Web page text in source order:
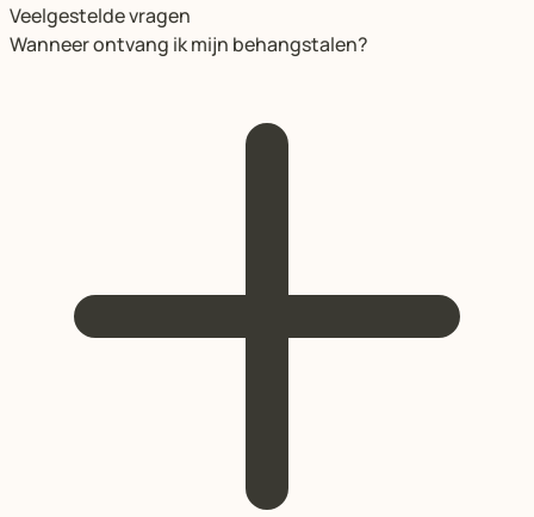
Veelgestelde vragen
Wanneer ontvang ik mijn behangstalen?